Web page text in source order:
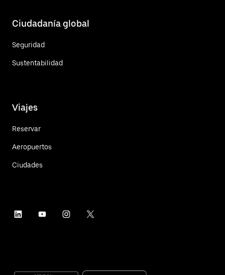
Ciudadanía global
Seguridad
Sustentabilidad
Viajes
Reservar
Aeropuertos
Ciudades